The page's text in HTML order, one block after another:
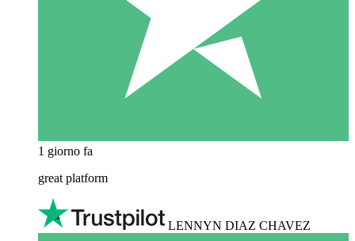
1 giorno fa
great platform
LENNYN DIAZ CHAVEZ